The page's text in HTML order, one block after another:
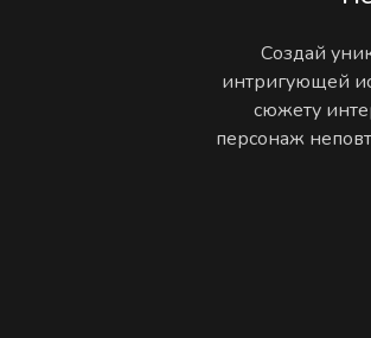
Создай
интригующей
сюжету
персонаж